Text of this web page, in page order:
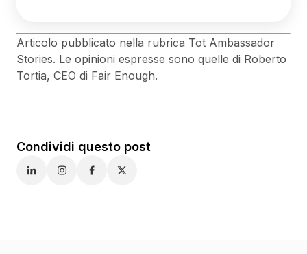
Articolo pubblicato nella rubrica Tot Ambassador
Stories. Le opinioni espresse sono quelle di Roberto
Tortia, CEO di Fair Enough.
Condividi questo post